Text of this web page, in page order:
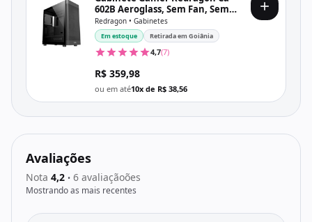
602B Aeroglass, Sem Fan, Sem
Fonte, Vidro Temperado, Preto
Redragon • Gabinetes
Em estoque Retirada em Goiânia
4,7(7)
R$ 359,98
ou em até10x de R$ 38,56
Avaliações
Nota 4,2 • 6 avaliaçãoões
Mostrando as mais recentes